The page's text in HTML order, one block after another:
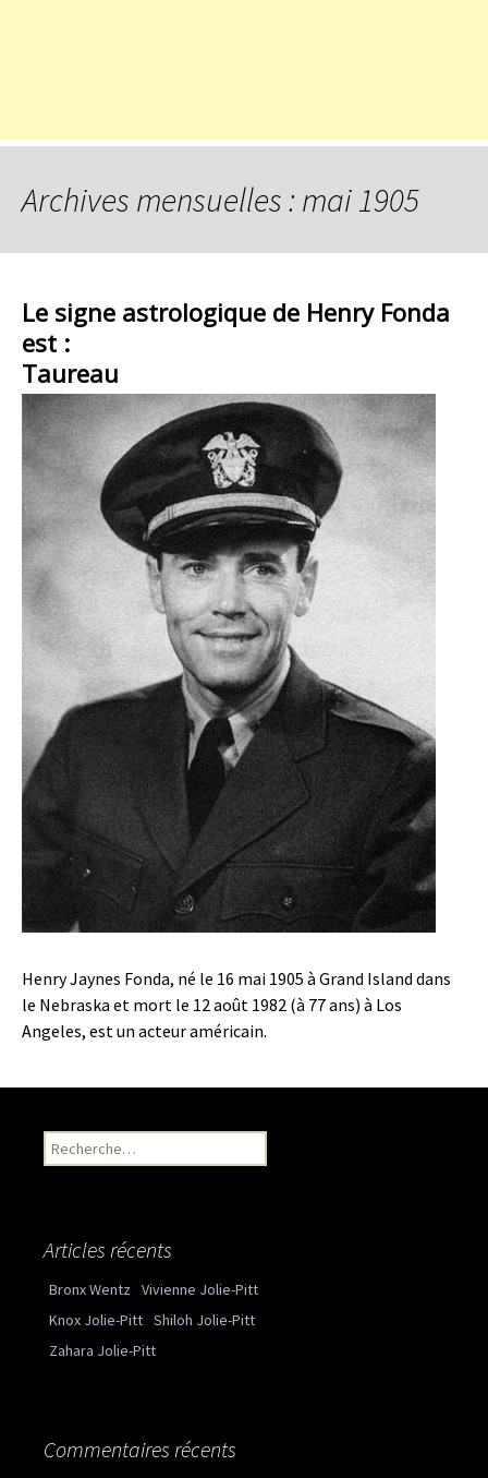
Archives mensuelles : mai 1905
Le signe astrologique de Henry Fonda
est :
Taureau
Henry Jaynes Fonda, né le 16 mai 1905 à Grand Island dans
le Nebraska et mort le 12 août 1982 (à 77 ans) à Los
Angeles, est un acteur américain.
Recherche pour :
Articles récents
Bronx Wentz Vivienne Jolie-Pitt
Knox Jolie-Pitt Shiloh Jolie-Pitt
Zahara Jolie-Pitt
Commentaires récents